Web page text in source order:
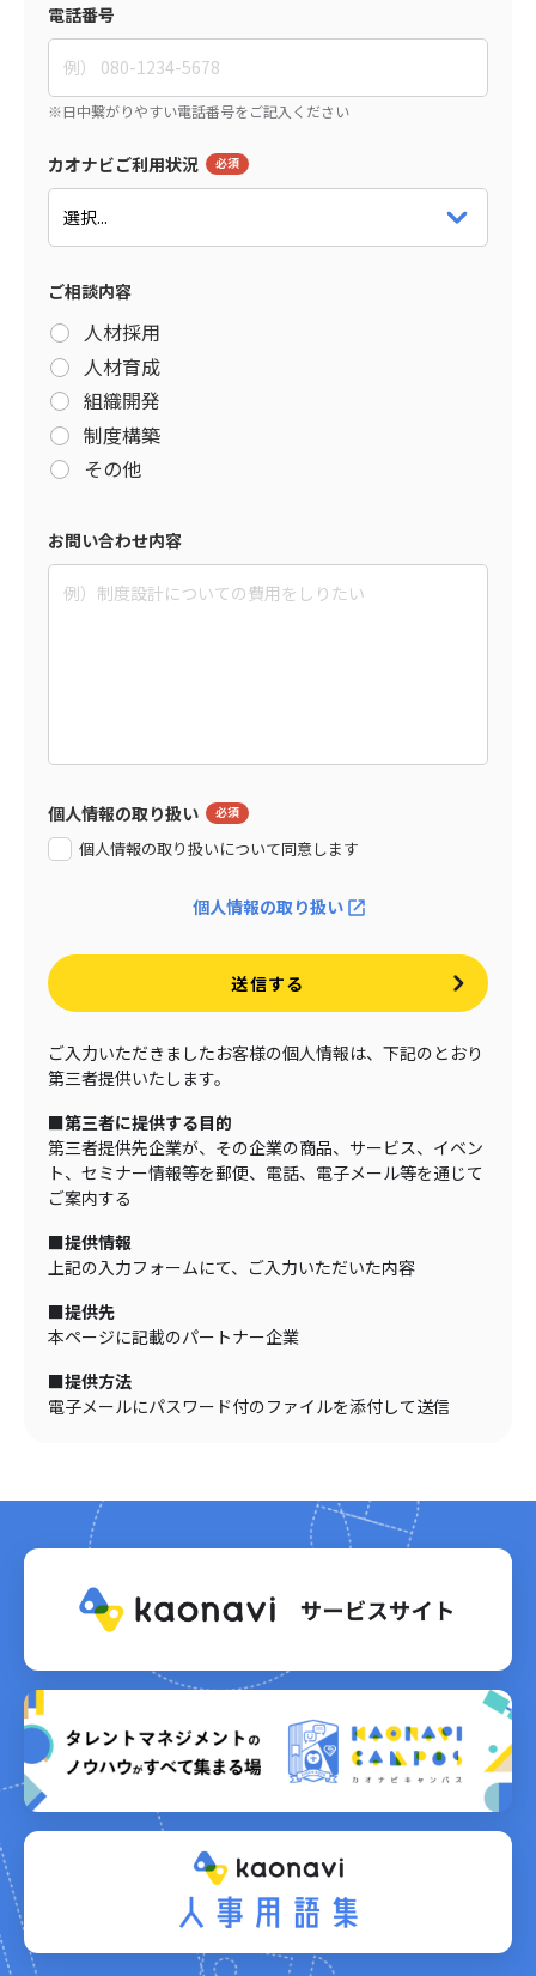
電話番号
カオナビご利用状況
ご相談内容
人材採用
人材育成
組織開発
制度構築
その他
お問い合わせ内容
個人情報の取り扱い
個人情報の取り扱いについて同意します
個人情報の取り扱い
送信する
ご入力いただきましたお客様の個人情報は、下記のとおり
第三者提供いたします。
■第三者に提供する目的
第三者提供先企業が、その企業の商品、サービス、イベン
ト、セミナー情報等を郵便、電話、電子メール等を通じて
ご案内する
■提供情報
上記の入力フォームにて、ご入力いただいた内容
■提供先
本ページに記載のパートナー企業
■提供方法
電子メールにパスワード付のファイルを添付して送信